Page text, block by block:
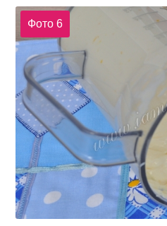
Фото 6